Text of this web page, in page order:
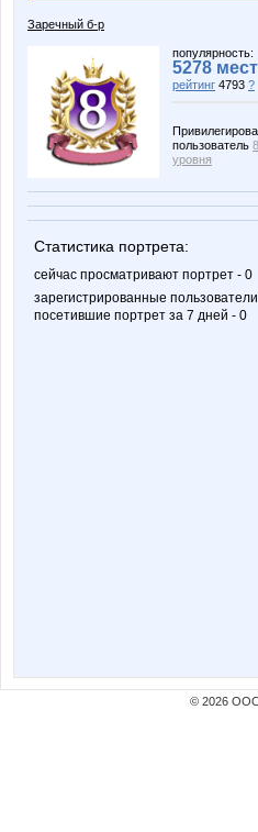
Заречный б-р
популярность:
5278
рейтинг 4793 ?
пользователь 8
уровня
Статистика портрета:
сейчас просматривают портрет - 0
зарегистрированные пользователи
посетившие портрет за 7 дней - 0
© 2026 ООО